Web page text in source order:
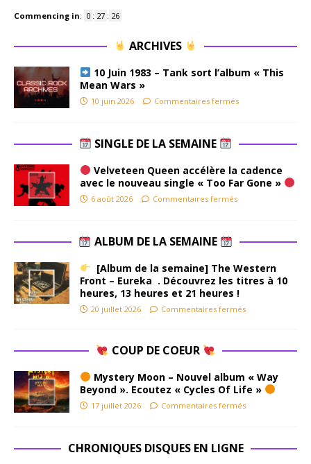
Commencing in: 0 : 27 : 26
ARCHIVES
10 Juin 1983 – Tank sort l’album « This
Mean Wars »
10 juin 2026 Commentaires fermés
SINGLE DE LA SEMAINE
Velveteen Queen accélère la cadence
avec le nouveau single « Too Far Gone »
6 août 2026 Commentaires fermés
ALBUM DE LA SEMAINE
[Album de la semaine] The Western
Front – Eureka . Découvrez les titres à 10
heures, 13 heures et 21 heures !
20 juillet 2026 Commentaires fermés
COUP DE COEUR
Mystery Moon – Nouvel album « Way
Beyond ». Ecoutez « Cycles Of Life »
17 juillet 2026 Commentaires fermés
CHRONIQUES DISQUES EN LIGNE